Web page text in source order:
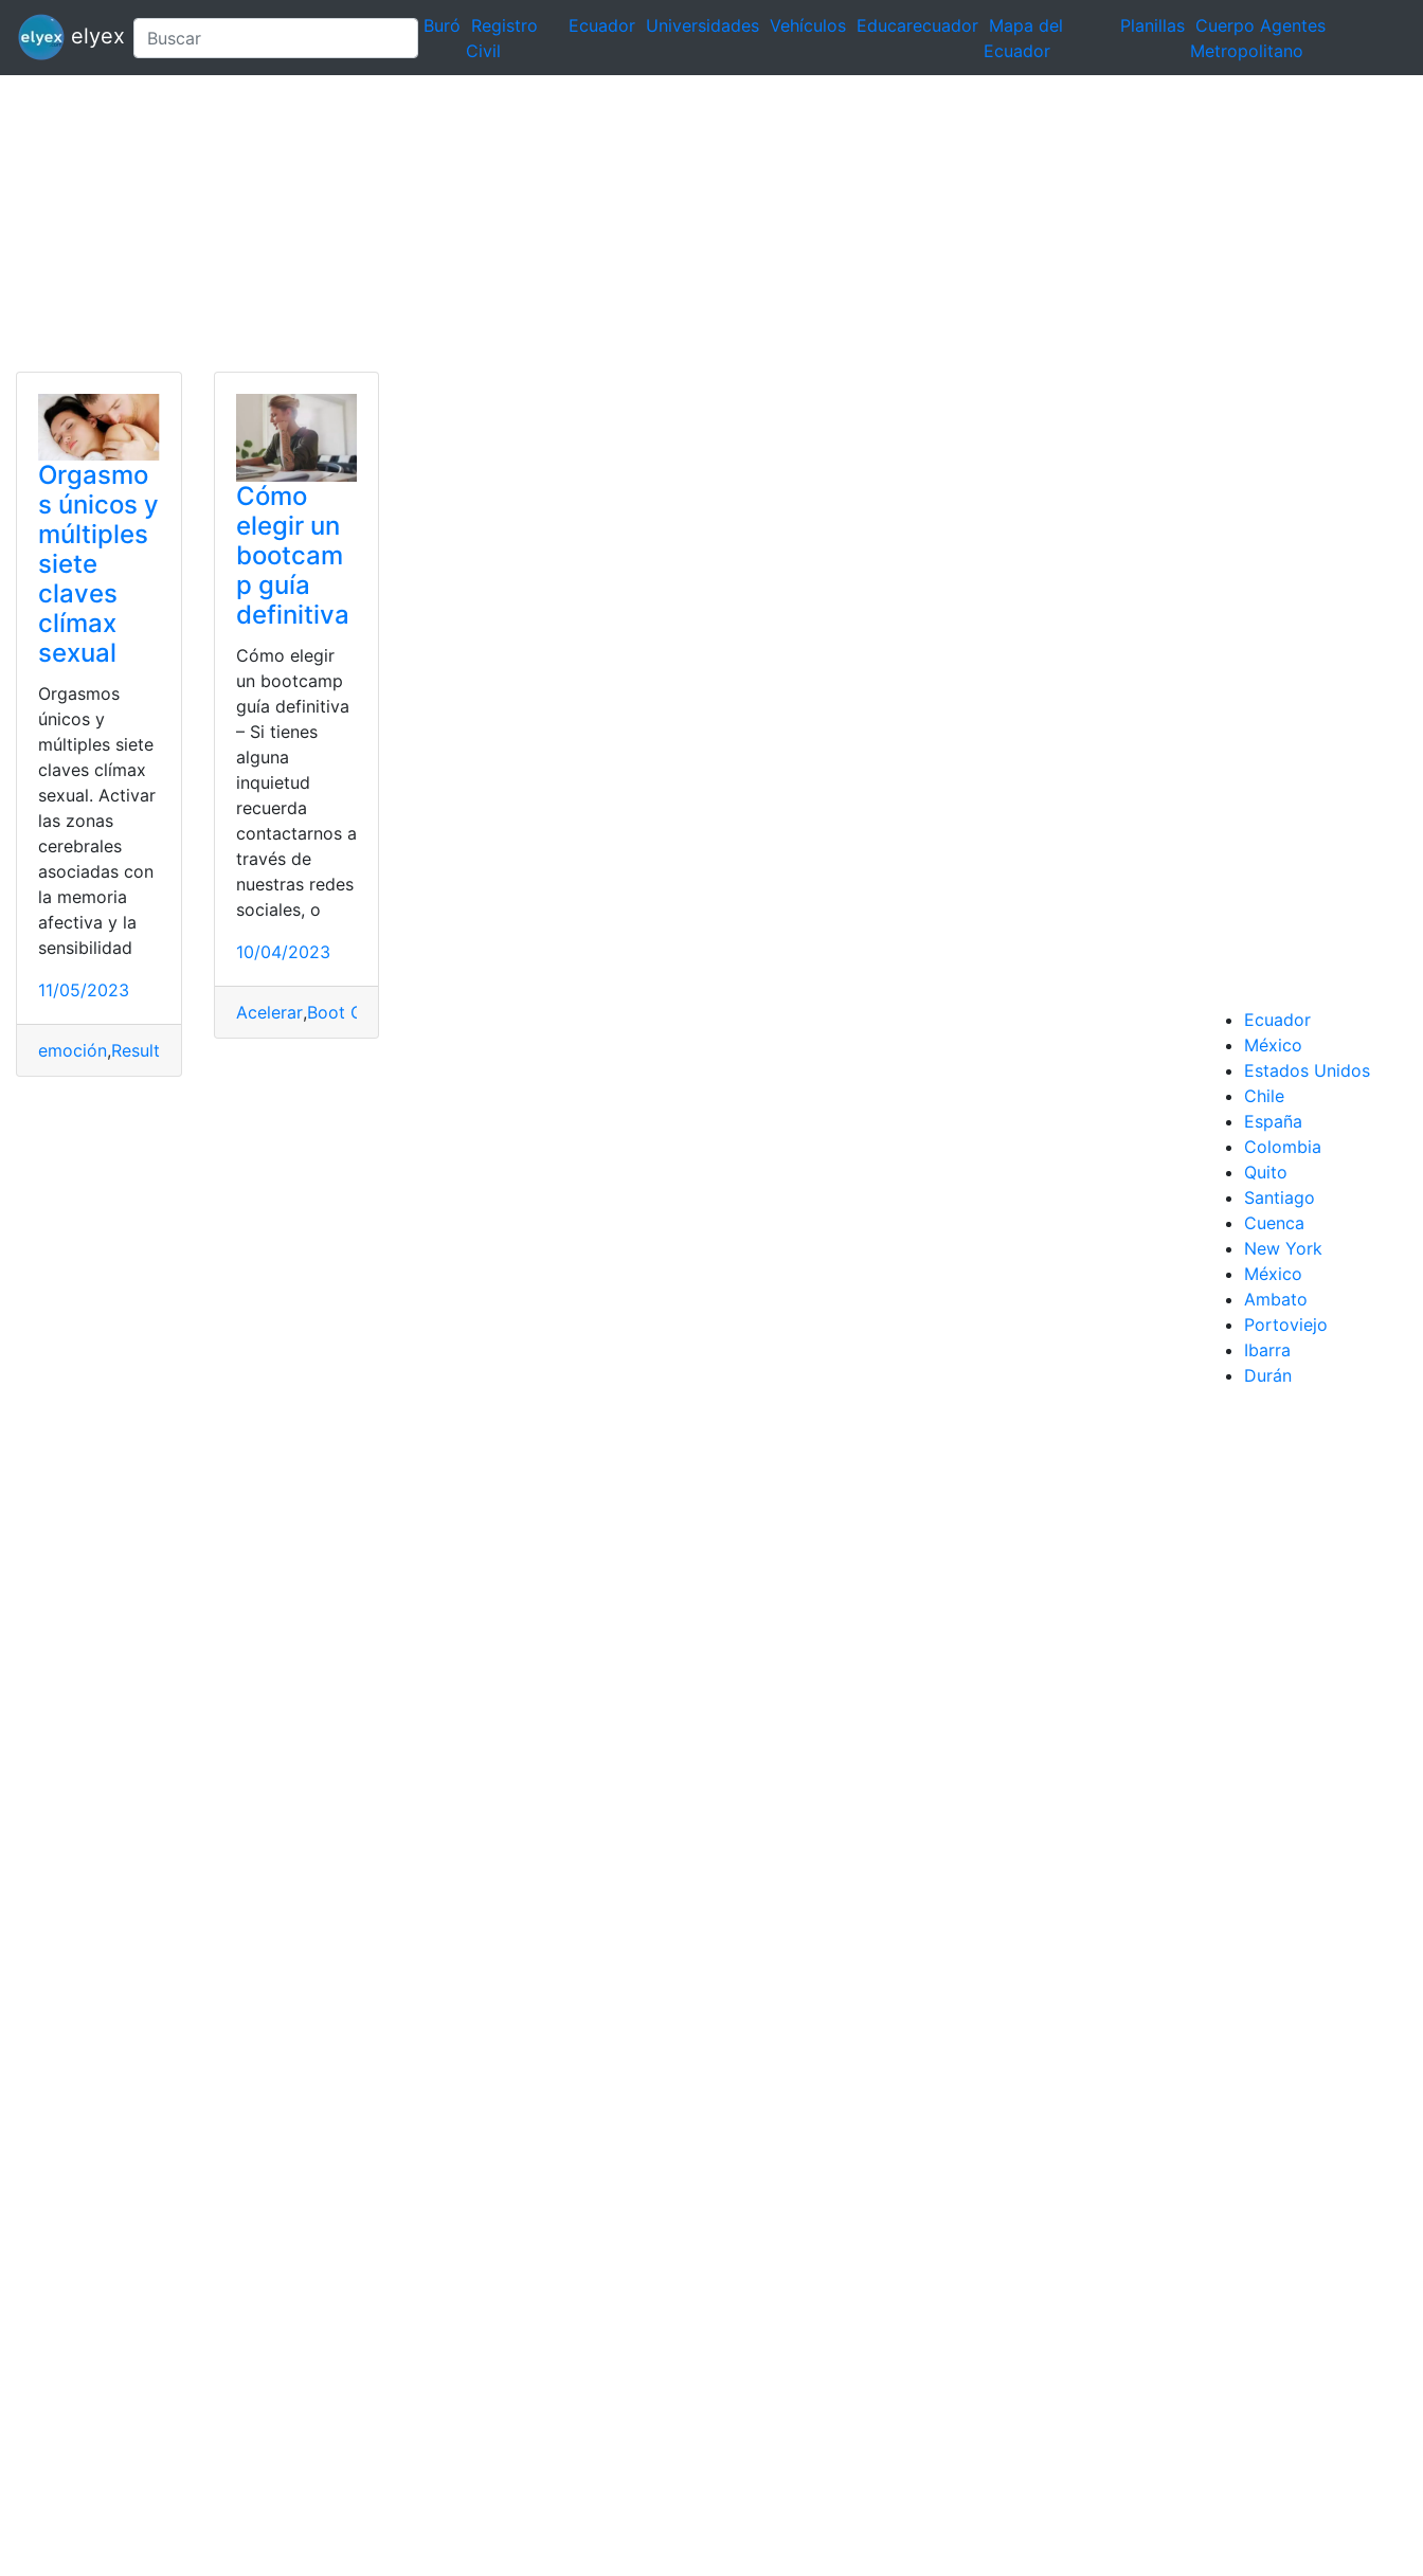
elyex Buró Registro
Civil
Ecuador Universidades Vehículos Educarecuador Mapa del
Ecuador
Planillas Cuerpo Agentes
Metropolitano
Orgasmo
s únicos y
múltiples
siete
claves
clímax
sexual
Orgasmos
únicos y
múltiples siete
claves clímax
sexual. Activar
las zonas
cerebrales
asociadas con
la memoria
afectiva y la
sensibilidad
11/05/2023
emoción,Resultados
Cómo
elegir un
bootcam
p guía
definitiva
Cómo elegir
un bootcamp
guía definitiva
– Si tienes
alguna
inquietud
recuerda
contactarnos a
través de
nuestras redes
sociales, o
10/04/2023
Acelerar,Boot Camp
Ecuador
México
Estados Unidos
Chile
España
Colombia
Quito
Santiago
Cuenca
New York
México
Ambato
Portoviejo
Ibarra
Durán